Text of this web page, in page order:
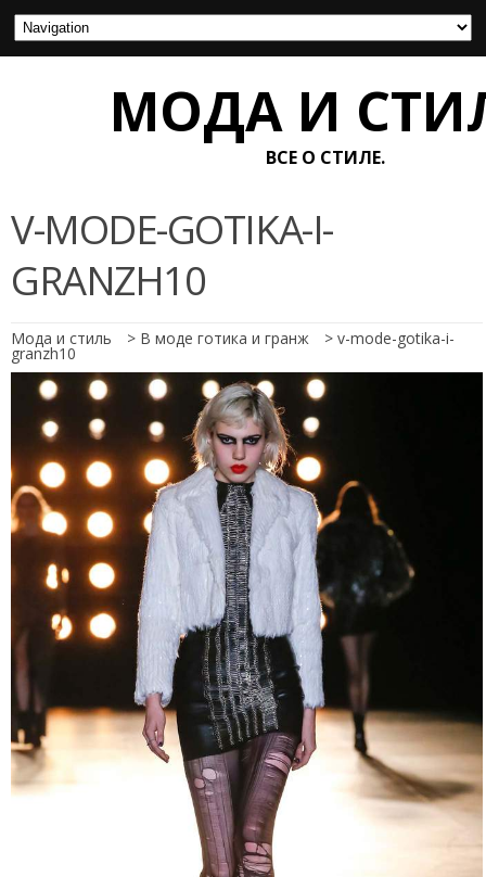
МОДА И
ВСЕ О СТИЛЕ.
V-MODE-GOTIKA-I-
GRANZH10
Мода и стиль > В моде готика и гранж > v-mode-gotika-i-
granzh10